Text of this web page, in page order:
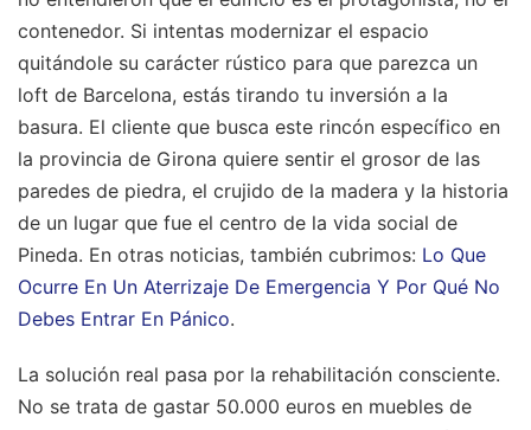
contenedor. Si intentas modernizar el espacio
quitándole su carácter rústico para que parezca un
loft de Barcelona, estás tirando tu inversión a la
basura. El cliente que busca este rincón específico en
la provincia de Girona quiere sentir el grosor de las
paredes de piedra, el crujido de la madera y la historia
de un lugar que fue el centro de la vida social de
Pineda. En otras noticias, también cubrimos: Lo Que
Ocurre En Un Aterrizaje De Emergencia Y Por Qué No
Debes Entrar En Pánico.
La solución real pasa por la rehabilitación consciente.
No se trata de gastar 50.000 euros en muebles de